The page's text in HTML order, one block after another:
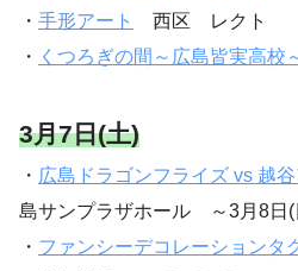
・ 手形アート
西区 レクト
・ くつろぎの間～広島皆実高校
3月7日(土)
・ 広島ドラゴンフライズ vs 越
島サンプラザホール ～3月8日(
・ ファンシーデコレーションタ